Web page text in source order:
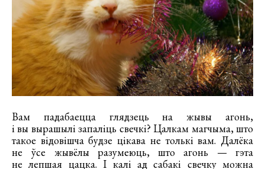
Вам падабаецца глядзець на жывы агонь,
і вы вырашылі запаліць свечкі? Цалкам магчыма, што
такое відовішча будзе цікава не толькі вам. Далёка
не ўсе жывёлы разумеюць, што агонь — гэта
не лепшая цацка. І калі ад сабакі свечку можна